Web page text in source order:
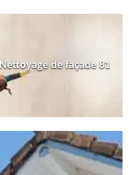
Nettoyage de façade 81